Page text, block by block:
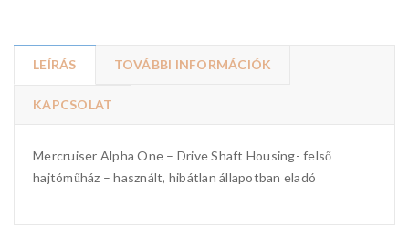
LEÍRÁS TOVÁBBI INFORMÁCIÓK
KAPCSOLAT
Mercruiser Alpha One – Drive Shaft Housing- felső
hajtóműház – használt, hibátlan állapotban eladó